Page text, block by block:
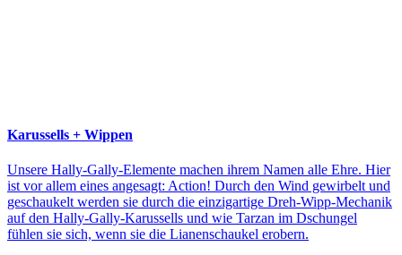
Karussells + Wippen
Unsere Hally-Gally-Elemente machen ihrem Namen alle Ehre. Hier
ist vor allem eines angesagt: Action! Durch den Wind gewirbelt und
geschaukelt werden sie durch die einzigartige Dreh-Wipp-Mechanik
auf den Hally-Gally-Karussells und wie Tarzan im Dschungel
fühlen sie sich, wenn sie die Lianenschaukel erobern.